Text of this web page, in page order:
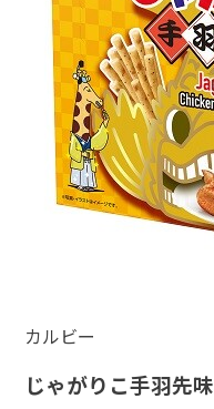
カルビー
じゃがりこ手羽先味